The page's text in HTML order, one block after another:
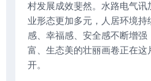
村发展成效斐然。水路电气
业形态更加多元，人居环境
感、幸福感、安全感不断增强
富、生态美的壮丽画卷正在这
开。